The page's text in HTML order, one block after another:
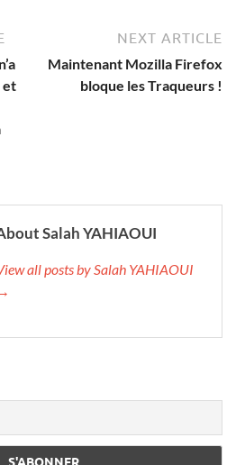
et
NEXT ARTICLE
Maintenant Mozilla Firefox
bloque les Traqueurs !
Salah YAHIAOUI
all posts by Salah YAHIAOUI